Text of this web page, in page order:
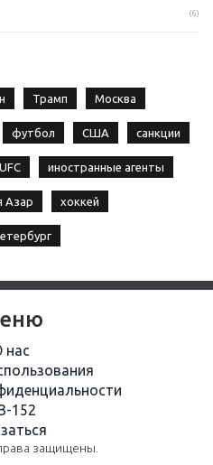
(6)
Трамп Москва
футбол США санкции
UFC иностранные агенты
Азар хоккей
нас
152
защищены.